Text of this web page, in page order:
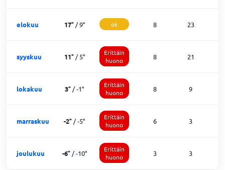
elokuu 17°/9° ok 8 23
syyskuu 11°/5°
Erittäin
huono
8 21
lokakuu 3° /-1°
Erittäin
huono
8 9
marraskuu -2° /-5°
Erittäin
huono
6 3
joulukuu -6°/-10°
Erittäin
huono
3 3